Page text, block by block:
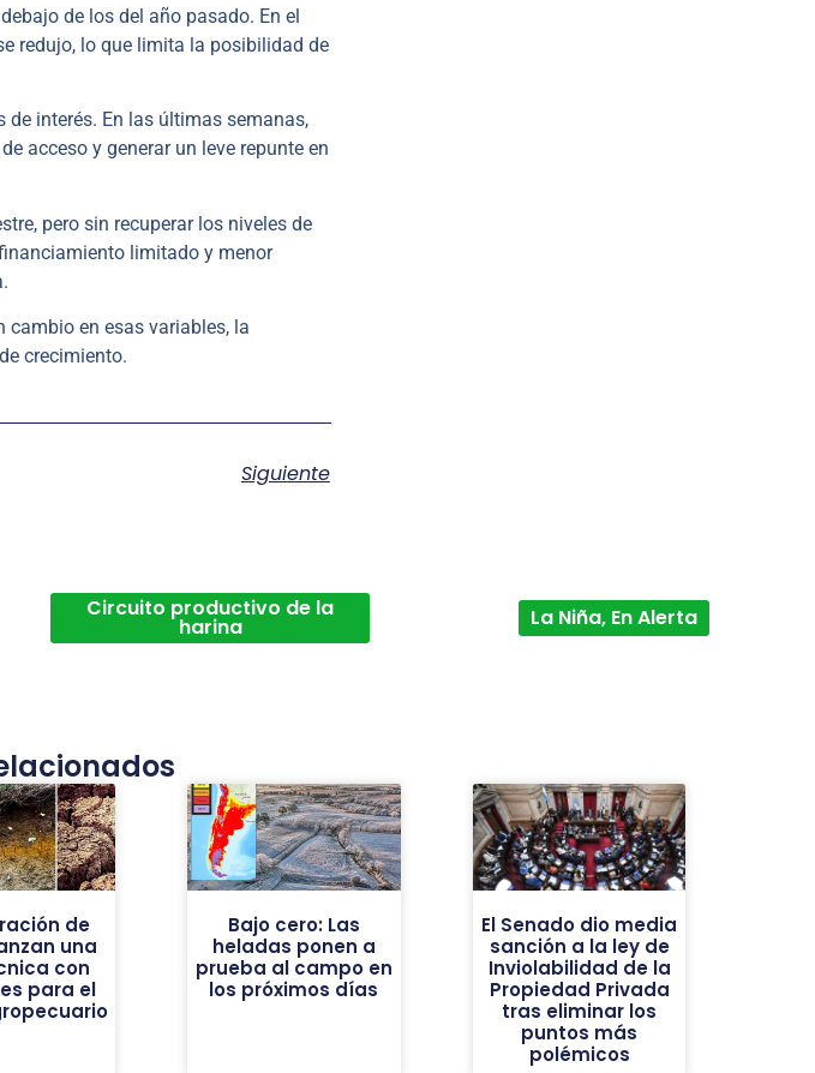
de los del año pasado. En el
redujo, lo que limita la posibilidad de
de interés. En las últimas semanas,
acceso y generar un leve repunte en
pero sin recuperar los niveles de
limitado y menor
en esas variables, la
crecimiento.
Siguiente
Circuito productivo de la
harina La Niña, En Alerta
de
una
con
para el
Bajo cero: Las
heladas ponen a
prueba al campo en
los próximos días
El Senado dio media
sanción a la ley de
Inviolabilidad de la
Propiedad Privada
tras eliminar los
puntos más
polémicos